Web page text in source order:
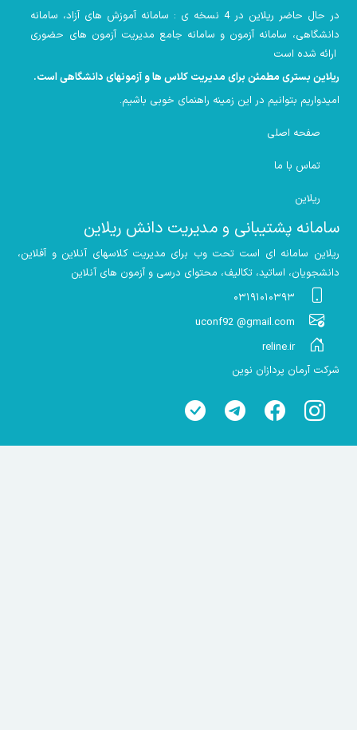
در حال حاضر ریلاین در 4 نسخه ی : سامانه آموزش های آزاد، سامانه
دانشگاهی، سامانه آزمون و سامانه جامع مدیریت آزمون های حضوری
ریلاین بستری مطمئن برای مدیریت کلاس ها و آزمونهای دانشگاهی است.
امیدواریم بتوانیم در این زمینه راهنمای خوبی باشیم.
صفحه اصلی
تماس با ما
ریلاین
سامانه پشتیبانی و مدیریت دانش ریلاین
ریلاین سامانه ای است تحت وب برای مدیریت کلاسهای آنلاین و آفلاین،
دانشجویان، اساتید، تکالیف، محتوای درسی و آزمون های آنلاین
۰۳۱۹۱۰۱۰۳۹۳
uconf92 @gmail.com
reline.ir
شرکت آرمان پردازان نوین